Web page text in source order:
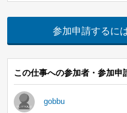
参加申請するに
この仕事への参加者・参加申
gobbu